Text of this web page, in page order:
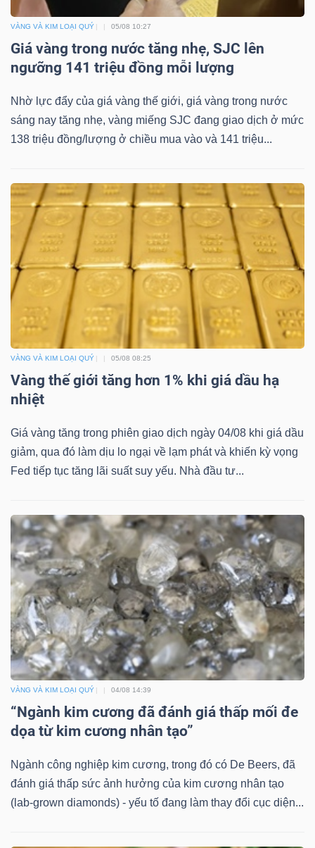
VÀNG VÀ KIM LOẠI QUÝ 05/08 10:27
Giá vàng trong nước tăng nhẹ, SJC lên
ngưỡng 141 triệu đồng mỗi lượng
Nhờ lực đẩy của giá vàng thế giới, giá vàng trong nước
sáng nay tăng nhẹ, vàng miếng SJC đang giao dịch ở mức
138 triệu đồng/lượng ở chiều mua vào và 141 triệu...
VÀNG VÀ KIM LOẠI QUÝ 05/08 08:25
Vàng thế giới tăng hơn 1% khi giá dầu hạ
nhiệt
Giá vàng tăng trong phiên giao dịch ngày 04/08 khi giá dầu
giảm, qua đó làm dịu lo ngại về lạm phát và khiến kỳ vọng
Fed tiếp tục tăng lãi suất suy yếu. Nhà đầu tư...
VÀNG VÀ KIM LOẠI QUÝ 04/08 14:39
“Ngành kim cương đã đánh giá thấp mối đe
dọa từ kim cương nhân tạo”
Ngành công nghiệp kim cương, trong đó có De Beers, đã
đánh giá thấp sức ảnh hưởng của kim cương nhân tạo
(lab-grown diamonds) - yếu tố đang làm thay đổi cục diện...
(-)
Tất cả Người nội bộ Người liên quan
Tin
tức
(-)
viết
của
tác
giả
(-)
Báo
cáo
phân
(-)
Thuật
ngữ
(-)
Dịch
vụ
(-)
Đào
tạo
Sách
chính